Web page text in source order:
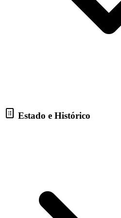
Estado e Histórico